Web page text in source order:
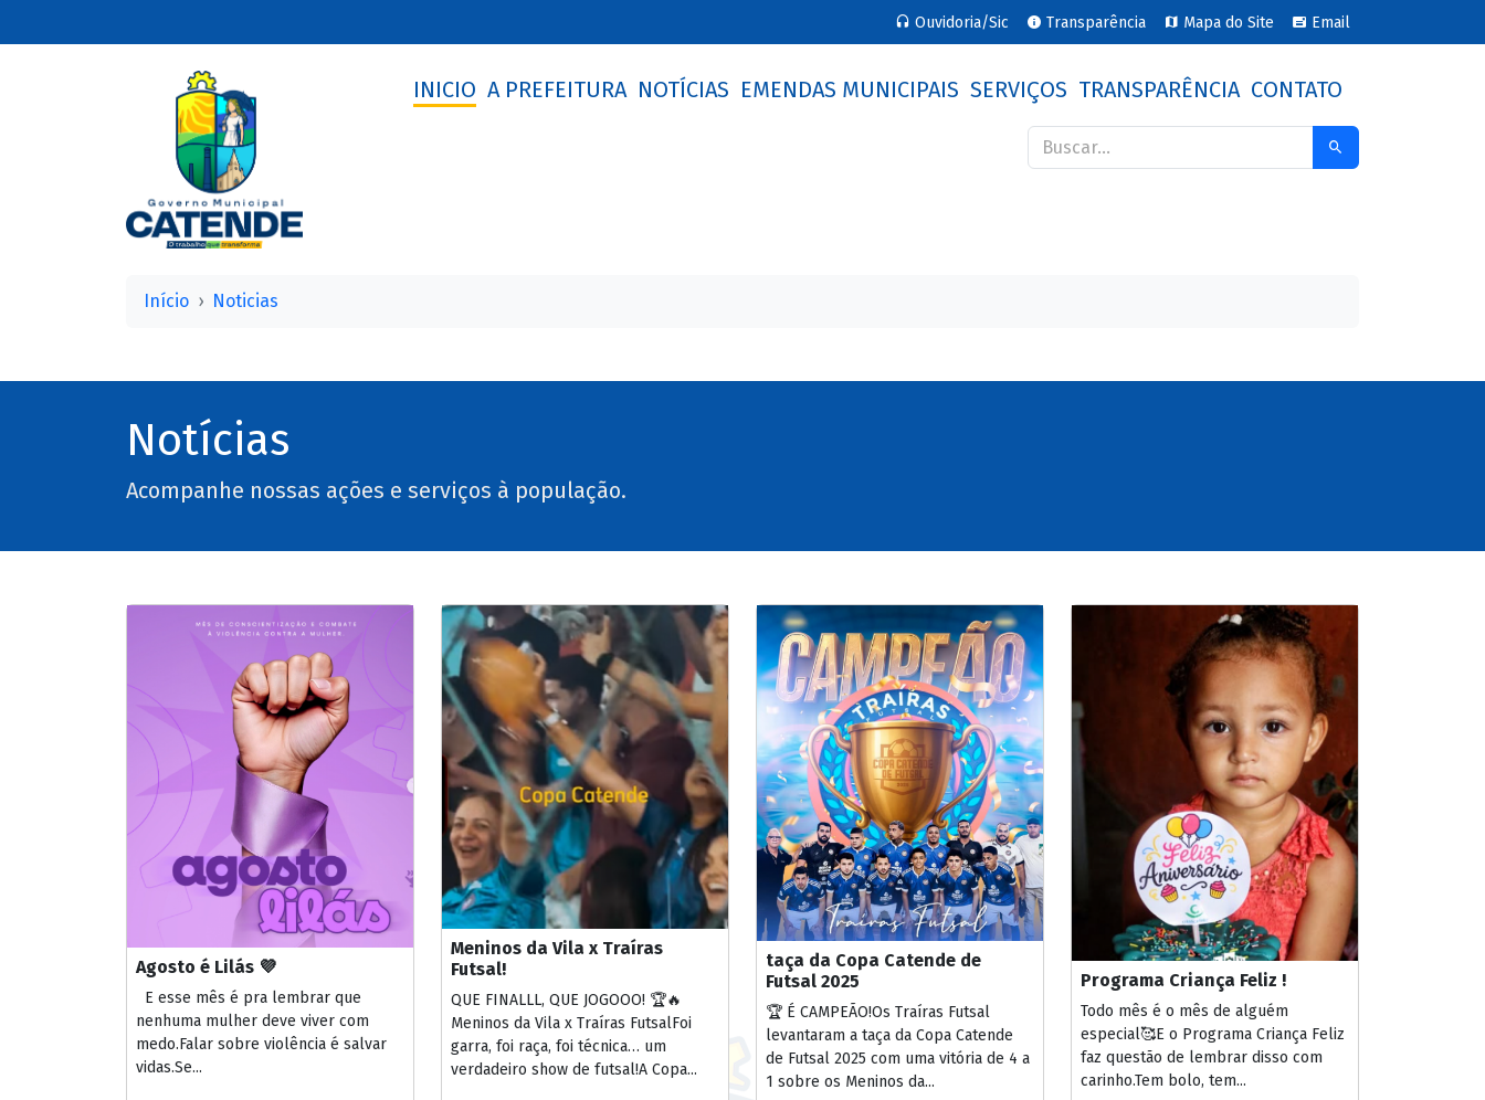
Ouvidoria/Sic Transparência Mapa do Site Email
INICIO A PREFEITURA NOTÍCIAS EMENDAS MUNICIPAIS SERVIÇOS TRANSPARÊNCIA CONTATO
Início Noticias
Notícias
Acompanhe nossas ações e serviços à população.
Agosto é Lilás 💜
E esse mês é pra lembrar que
nenhuma mulher deve viver com
medo.Falar sobre violência é salvar
vidas.Se...
Meninos da Vila x Traíras
Futsal!
QUE FINALLL, QUE JOGOOO! 🏆🔥
Meninos da Vila x Traíras FutsalFoi
garra, foi raça, foi técnica… um
verdadeiro show de futsal!A Copa...
taça da Copa Catende de
Futsal 2025
🏆 É CAMPEÃO!Os Traíras Futsal
levantaram a taça da Copa Catende
de Futsal 2025 com uma vitória de 4 a
1 sobre os Meninos da...
Programa Criança Feliz !
Todo mês é o mês de alguém
especial🥰E o Programa Criança Feliz
faz questão de lembrar disso com
carinho.Tem bolo, tem...